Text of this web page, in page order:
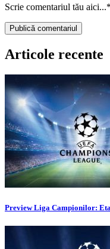
Scrie comentariul tău aici...*
Articole recente
Preview Liga Campionilor: